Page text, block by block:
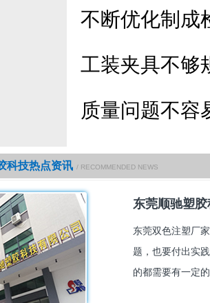
不断优化制成
工装夹具不够
质量问题不容
科技热点资讯 / RECOMMENDED NEWS
东莞顺驰塑
东莞双色注塑厂
题，也要付出实
的都需要有一定